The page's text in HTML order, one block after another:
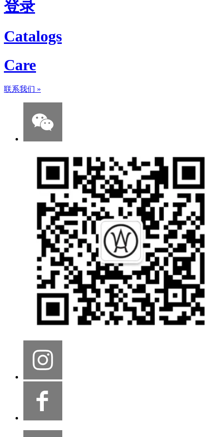
登录
Catalogs
Care
联系我们 »